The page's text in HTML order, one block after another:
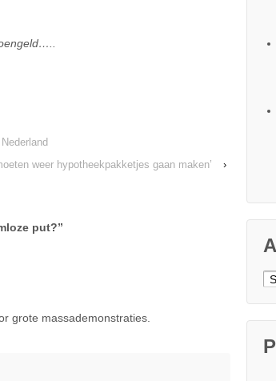
weer hypotheekpakketjes gaan maken’
›
put?”
grote massademonstraties.